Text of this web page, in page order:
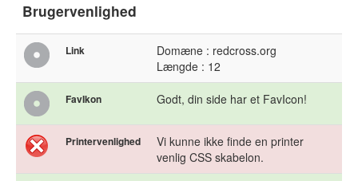
Brugervenlighed
Link
Domæne : redcross.org
Længde : 12
FavIkon Godt, din side har et FavIcon!
Printervenlighed
Vi kunne ikke finde en printer
venlig CSS skabelon.